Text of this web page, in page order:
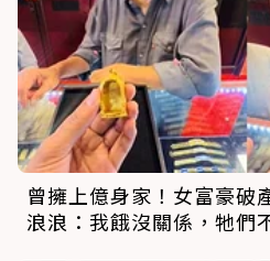
曾擁上億身家！女富豪破
浪浪：我餓沒關係，牠們